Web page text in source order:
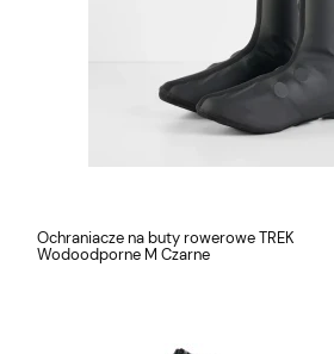
Ochraniacze na buty rowerowe TREK
Wodoodporne M Czarne